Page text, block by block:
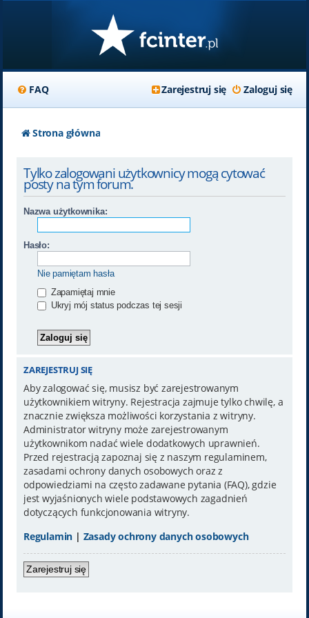
FAQ Zaloguj się
Zarejestruj się
Strona główna
Tylko zalogowani użytkownicy mogą cytować
posty na tym forum.
Nazwa użytkownika:
Hasło:
Nie pamiętam hasła
Zapamiętaj mnie
Ukryj mój status podczas tej sesji
ZAREJESTRUJ SIĘ
Aby zalogować się, musisz być zarejestrowanym
użytkownikiem witryny. Rejestracja zajmuje tylko chwilę, a
znacznie zwiększa możliwości korzystania z witryny.
Administrator witryny może zarejestrowanym
użytkownikom nadać wiele dodatkowych uprawnień.
Przed rejestracją zapoznaj się z naszym regulaminem,
zasadami ochrony danych osobowych oraz z
odpowiedziami na często zadawane pytania (FAQ), gdzie
jest wyjaśnionych wiele podstawowych zagadnień
dotyczących funkcjonowania witryny.
Regulamin | Zasady ochrony danych osobowych
Zarejestruj się